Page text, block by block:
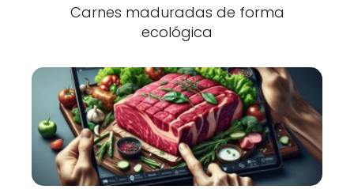
Carnes maduradas de forma
ecológica